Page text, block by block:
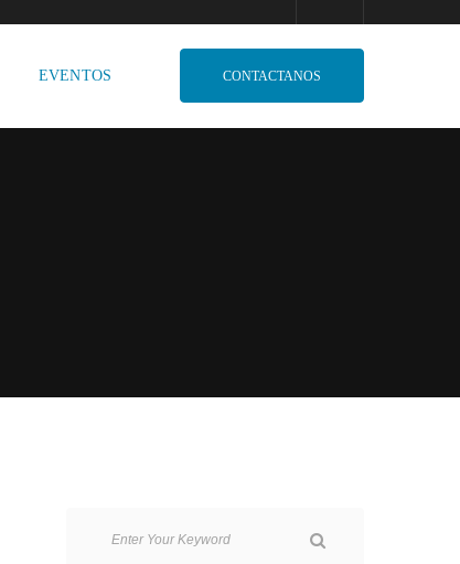
EVENTOS CONTACTANOS